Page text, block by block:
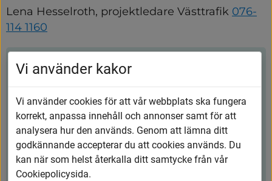
Lena Hesselroth, projektledare Västtrafik 076-
114 1160
Kontakt
Vårgårda kommun
0322-600 600
kommunen@vargarda.se
Vi använder kakor
Vi använder cookies för att vår webbplats ska fungera
korrekt, anpassa innehåll och annonser samt för att
analysera hur den används. Genom att lämna ditt
godkännande accepterar du att cookies används. Du
kan när som helst återkalla ditt samtycke från vår
Cookiepolicysida.